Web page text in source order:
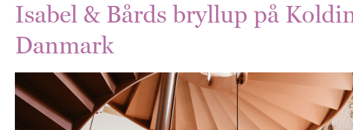
Isabel &Bårds bryllup på
Danmark